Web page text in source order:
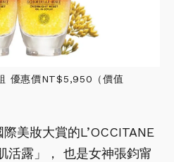
優惠價NT$5,950（價值
美妝大賞的L’OCCITANE
活露」， 也是女神張鈞甯